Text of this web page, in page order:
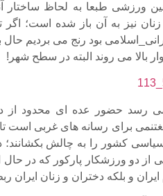
ورزشی طبعا به لحاظ ساختار
نیز به آن باز شده است؛ اگر
بود رنج می بردیم
بالا می روند البته در سطح شهر!
رسد حضور عده ای محدود از
برای رسانه های غربی است
کشور را به چالش بکشانند؛
از دو ورزشکار پارکور که در
ایران و بلکه دختران و زنان ایران